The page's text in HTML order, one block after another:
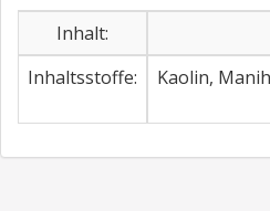
Inhalt:
Inhaltsstoffe:
Kaolin,